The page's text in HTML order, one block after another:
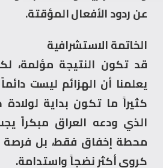
عن ردود الأفعال المؤقتة.
الخاتمة الاستشرافية
قد تكون النتيجة مؤلمة، لكن
يعلمنا أن الهزائم ليست دائماً
كثيراً ما تكون بداية لولادة
الذي ودعه العراق مبكراً يجب
محطة إخفاق فقط، بل فرصة
كروي أكثر نضجاً واستدامة.